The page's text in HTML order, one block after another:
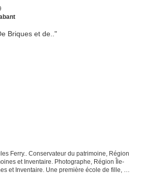
Ferry.. Conservateur du patrimoine, Région
et Inventaire. Photographe, Région Île-
et Inventaire. Une première école de fille, et